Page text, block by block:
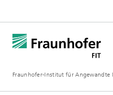
Fraunhofer-Institut für Angewandte